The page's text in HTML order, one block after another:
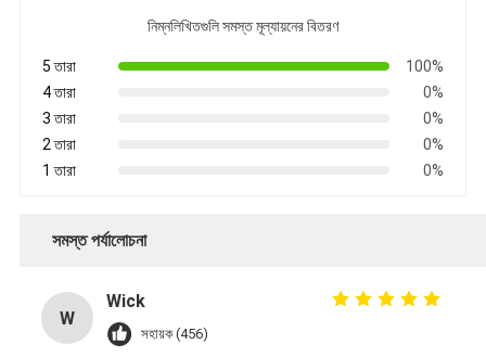
নিম্নলিখিতগুলি সমস্ত মূল্যায়নের বিতরণ
5 তারা
100%
4 তারা
0%
3 তারা
0%
2 তারা
0%
1 তারা
0%
সমস্ত পর্যালোচনা
W
Wick
সহায়ক (456)